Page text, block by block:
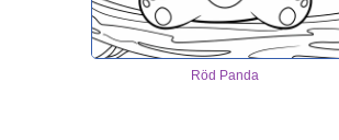
Röd Panda